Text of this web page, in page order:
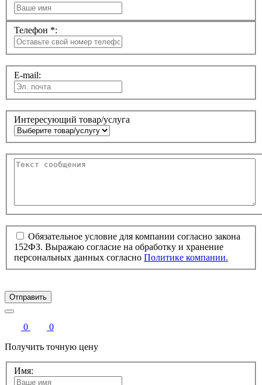
Телефон *:
E-mail:
Интересующий товар/услуга
Обязательное условие для компании согласно закона
152ФЗ. Выражаю согласие на обработку и хранение
персональных данных согласно Политике компании.
Отправить
0
0
Получить точную цену
Имя: